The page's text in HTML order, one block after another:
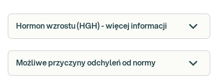
Hormon wzrostu (HGH) - więcej informacji
Możliwe przyczyny odchyleń od normy